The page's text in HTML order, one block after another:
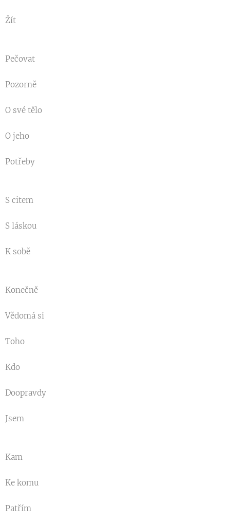
Žít
Pečovat
Pozorně
O své tělo
O jeho
Potřeby
S citem
S láskou
K sobě
Konečně
Vědomá si
Toho
Kdo
Doopravdy
Jsem
Kam
Ke komu
Patřím